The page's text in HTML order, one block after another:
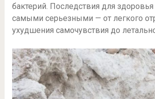
бактерий. Последствия для
самыми серьезными — от легкого
ухудшения самочувствия до